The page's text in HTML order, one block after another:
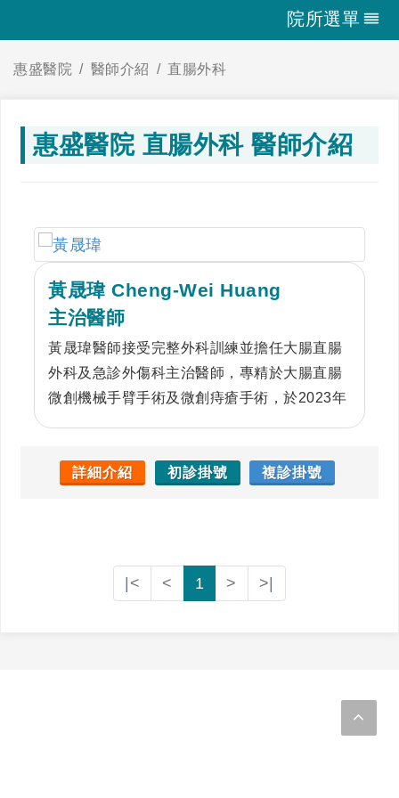
院所選單
惠盛醫院 醫師介紹 直腸外科
惠盛醫院 直腸外科 醫師介紹
黃晟瑋 Cheng-Wei Huang
主治醫師
黃晟瑋醫師接受完整外科訓練並擔任大腸直腸
外科及急診外傷科主治醫師，專精於大腸直腸
微創機械手臂手術及微創痔瘡手術，於2023年
切除的複雜性腫瘤的手術治療，於2024年赴澳
心，對病人及家屬有耐心及同理心，並注重醫
病之間的溝通及決策，制定最適合病患之治療
詳細介紹 初診掛號 複診掛號
|< < 1 > >|